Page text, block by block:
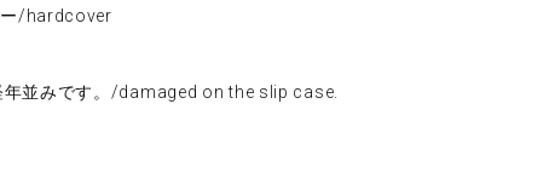
/hardcover
並みです。/damaged on the slip case.